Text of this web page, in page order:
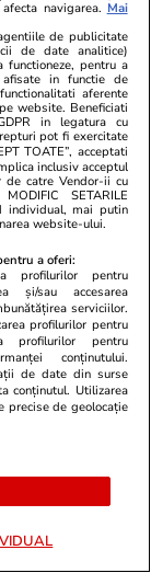
Fanatik.ro
La 38 de
prietenă din
Cîrstea a
avută
nu
navigarea. Mai
de publicitate
de date analitice)
pentru a
afisate in functie de
aferente
website. Beneficiati
in legatura cu
pot fi exercitate
TOATE”, acceptati
inclusiv acceptul
de catre Vendor-ii cu
SETARILE
individual, mai putin
website-ului.
a oferi:
profilurilor pentru
și/sau accesarea
serviciilor.
profilurilor pentru
profilurilor pentru
conținutului.
de date din surse
conținutul. Utilizarea
precise de geolocație